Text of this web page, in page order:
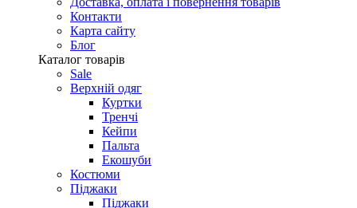
Контакти
Карта сайту
Блог
Каталог товарів
Sale
Верхній одяг
Куртки
Тренчі
Кейпи
Пальта
Екошуби
Костюми
Піджаки
Піджаки